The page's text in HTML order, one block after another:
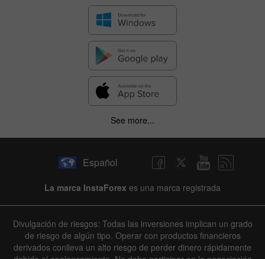
See more...
Español
La marca InstaForex es una marca registrada
Divulgación de riesgos: Todas las inversiones implican un grado
de riesgo de algún tipo. Operar con productos financieros
derivados conlleva un alto riesgo de perder dinero rápidamente